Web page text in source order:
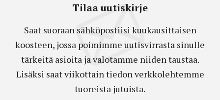
Tilaa uutiskirje
Saat suoraan sähköpostiisi kuukausittaisen
koosteen, jossa poimimme uutisvirrasta sinulle
tärkeitä asioita ja valotamme niiden taustaa.
Lisäksi saat viikottain tiedon verkkolehtemme
tuoreista jutuista.